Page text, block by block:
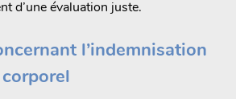
d’une évaluation juste.
l’indemnisation